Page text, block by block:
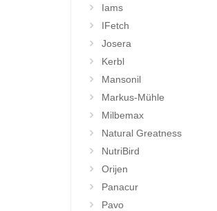
Iams
IFetch
Josera
Kerbl
Mansonil
Markus-Mühle
Milbemax
Natural Greatness
NutriBird
Orijen
Panacur
Pavo